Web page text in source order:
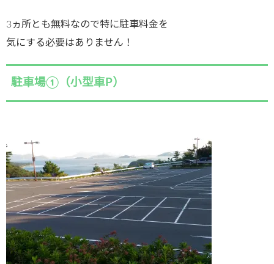
3ヵ所とも無料なので特に駐車料金を
気にする必要はありません！
駐車場①（小型車P）